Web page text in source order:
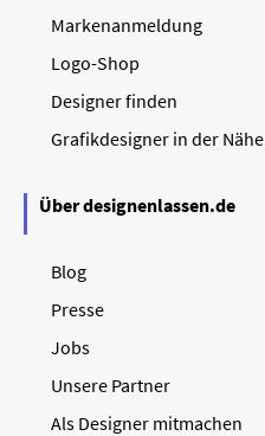
Markenanmeldung
Logo-Shop
Designer finden
Grafikdesigner in der Nähe
Über designenlassen.de
Blog
Presse
Jobs
Unsere Partner
Als Designer mitmachen